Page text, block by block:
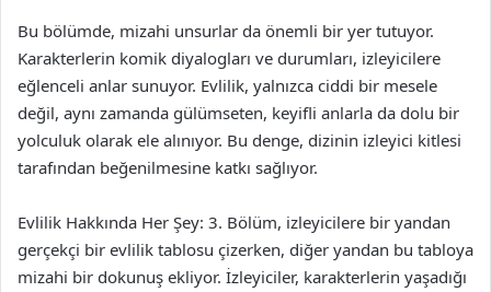
Bu bölümde, mizahi unsurlar da önemli bir yer tutuyor.
Karakterlerin komik diyalogları ve durumları, izleyicilere
eğlenceli anlar sunuyor. Evlilik, yalnızca ciddi bir mesele
değil, aynı zamanda gülümseten, keyifli anlarla da dolu bir
yolculuk olarak ele alınıyor. Bu denge, dizinin izleyici kitlesi
tarafından beğenilmesine katkı sağlıyor.
Evlilik Hakkında Her Şey: 3. Bölüm, izleyicilere bir yandan
gerçekçi bir evlilik tablosu çizerken, diğer yandan bu tabloya
mizahi bir dokunuş ekliyor. İzleyiciler, karakterlerin yaşadığı